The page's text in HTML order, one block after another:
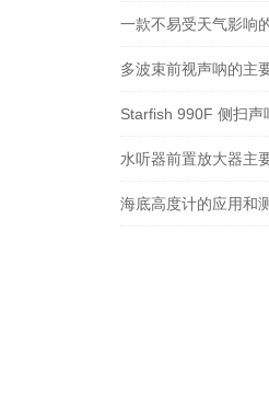
一款不易受天气影响
多波束前视声呐的主
水听器前置放大器主
海底高度计的应用和